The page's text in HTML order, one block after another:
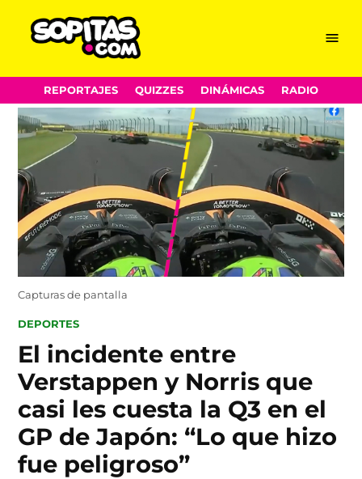
Skip
to
content
Menu
REPORTAJES QUIZZES DINÁMICAS RADIO
Capturas de pantalla
POSTED
DEPORTES
El incidente entre
Verstappen y Norris que
casi les cuesta la Q3 en el
GP de Japón: “Lo que hizo
fue peligroso”